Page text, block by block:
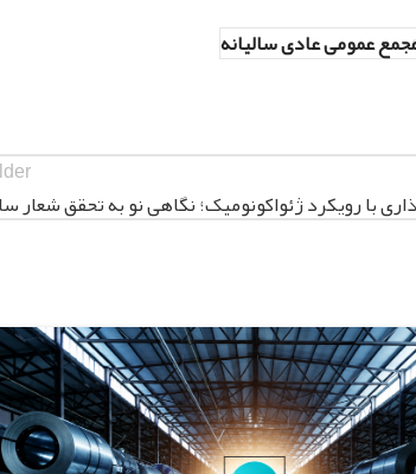
عمومی عادی سالیانه
با رویکرد ژئواکونومیک؛ نگاهی نو به تحقق شعار